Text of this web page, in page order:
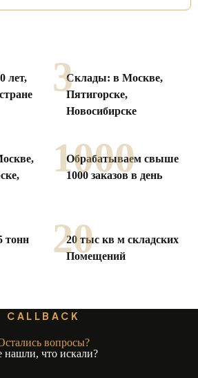
лет,
3Склады: в Москве,
Пятигорске,
Новосибирске
1000
Обрабатываем свыше
1000 заказов в день
тонн
20
20 тыс кв м складских
Помещений
CALLBACK
вопросы?
нашли, что искали?